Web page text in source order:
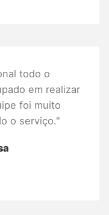
todo o
em realizar
foi muito
o serviço."